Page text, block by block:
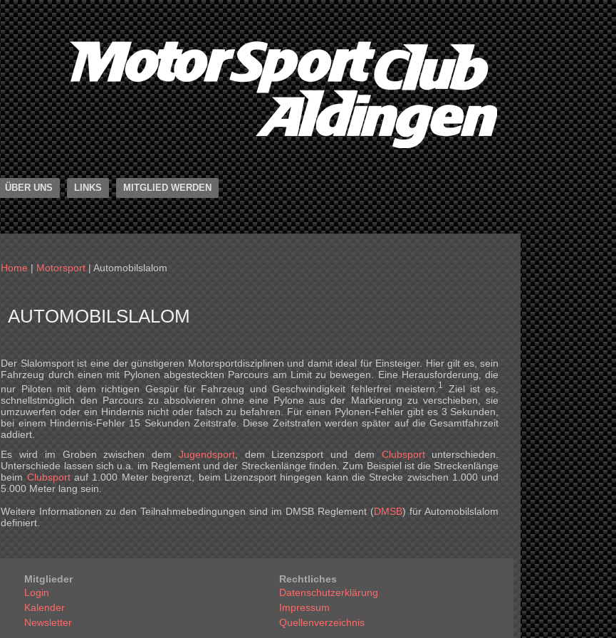
ÜBER UNS LINKS MITGLIED WERDEN
Home | Motorsport |Automobilslalom
AUTOMOBILSLALOM
Der Slalomsport ist eine der günstigeren Motorsportdisziplinen und damit ideal für Einsteiger. Hier gilt es, sein
Fahrzeug durch einen mit Pylonen abgesteckten Parcours am Limit zu bewegen. Eine Herausforderung, die
nur Piloten mit dem richtigen Gespür für Fahrzeug und Geschwindigkeit fehlerfrei meistern. 1
Ziel ist es,
schnellstmöglich den Parcours zu absolvieren ohne eine Pylone aus der Markierung zu verschieben, sie
umzuwerfen oder ein Hindernis nicht oder falsch zu befahren. Für einen Pylonen-Fehler gibt es 3 Sekunden,
bei einem Hindernis-Fehler 15 Sekunden Zeitstrafe. Diese Zeitstrafen werden später auf die Gesamtfahrzeit
addiert.
Es wird im Groben zwischen dem Jugendsport, dem Lizenzsport und dem Clubsportunterschieden.
Unterschiede lassen sich u.a. im Reglement und der Streckenlänge finden. Zum Beispiel ist die Streckenlänge
beim Clubsportauf 1.000 Meter begrenzt, beim Lizenzsport hingegen kann die Strecke zwischen 1.000 und
5.000 Meter lang sein.
Weitere Informationen zu den Teilnahmebedingungen sind im DMSB Reglement (DMSB) für Automobilslalom
definiert.
Mitglieder
Login
Kalender
Newsletter
Rechtliches
Datenschutzerklärung
Impressum
Quellenverzeichnis